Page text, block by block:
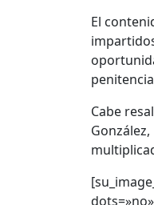
El
Cabe